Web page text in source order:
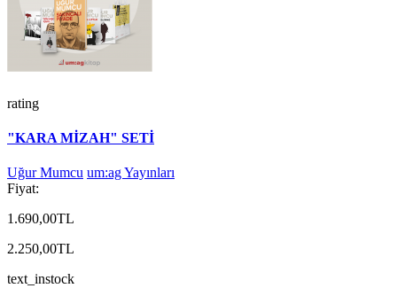
rating
"KARA MİZAH" SETİ
Uğur Mumcu um:ag Yayınları
Fiyat:
1.690,00TL
2.250,00TL
text_instock